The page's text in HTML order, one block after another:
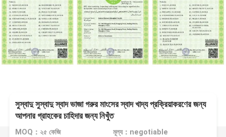
সুস্বাদু সুস্বাদু স্বাদ ভাজা গরুর মাংসের স্বাদ খাদ্য প্রক্রিয়াকরণের জন্য
আপনার গ্রাহকের চাহিদার জন্য নিখুঁত
MOQ：২৫ কেজি মূল্য：negotiable